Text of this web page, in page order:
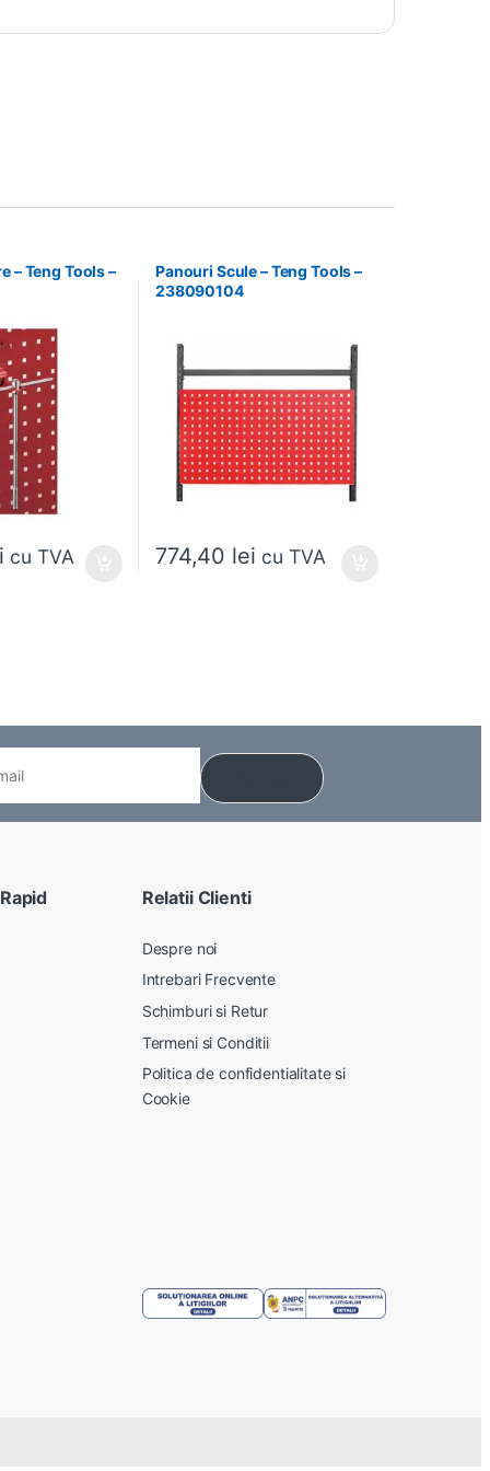
– Teng Tools –
cu TVA
Panouri Scule – Teng Tools –
238090104
774,40 lei cu TVA
Relatii Clienti
Despre noi
Intrebari Frecvente
Schimburi si Retur
Termeni si Conditii
Politica de confidentialitate si
Cookie